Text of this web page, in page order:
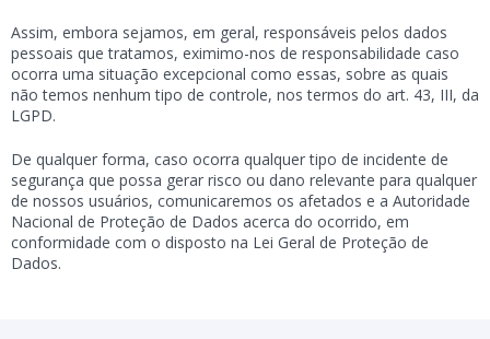
Assim, embora sejamos, em geral, responsáveis pelos dados
pessoais que tratamos, eximimo-nos de responsabilidade caso
ocorra uma situação excepcional como essas, sobre as quais
não temos nenhum tipo de controle, nos termos do art. 43, III, da
LGPD.
De qualquer forma, caso ocorra qualquer tipo de incidente de
segurança que possa gerar risco ou dano relevante para qualquer
de nossos usuários, comunicaremos os afetados e a Autoridade
Nacional de Proteção de Dados acerca do ocorrido, em
conformidade com o disposto na Lei Geral de Proteção de
Dados.